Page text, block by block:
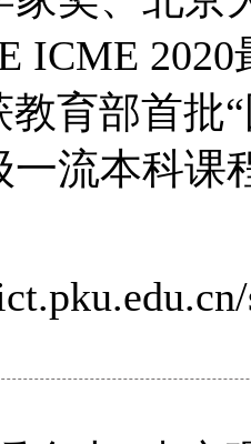
ICME
教育部首批
一流本科课